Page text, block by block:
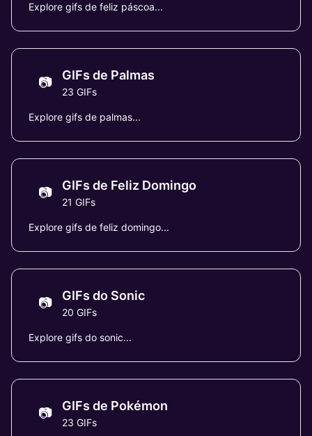
Explore gifs de feliz páscoa...
📷 GIFs de Palmas
23 GIFs
Explore gifs de palmas...
📷 GIFs de Feliz Domingo
21 GIFs
Explore gifs de feliz domingo...
📷 GIFs do Sonic
20 GIFs
Explore gifs do sonic...
📷 GIFs de Pokémon
23 GIFs